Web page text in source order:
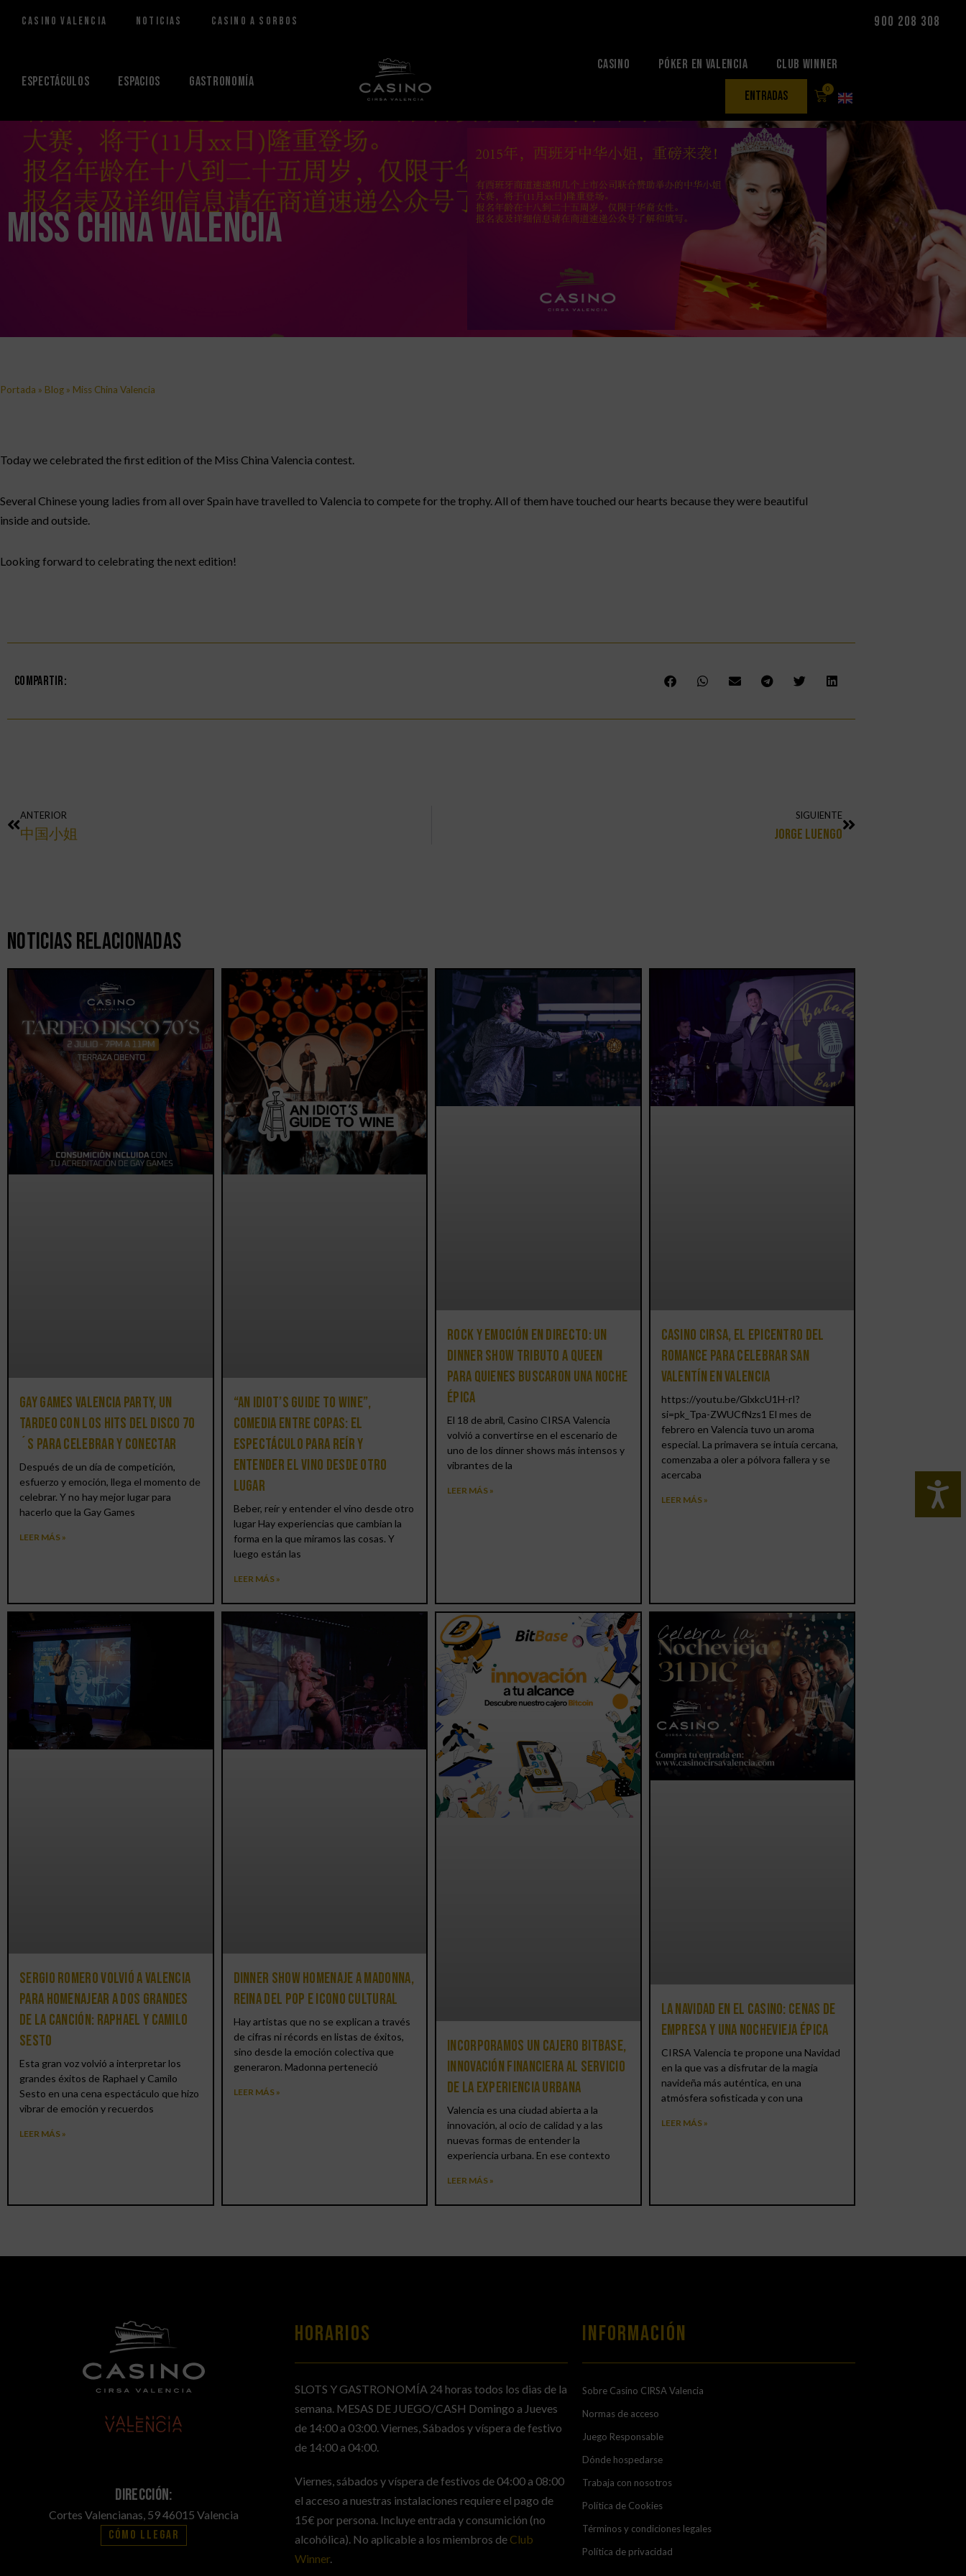
contenido
Casino Valencia Noticias Casino a Sorbos 900 208 308
Espectáculos Espacios Gastronomía
CASINO Póker en Valencia Club Winner
entradas 0
Miss China Valencia
Portada » Blog » Miss China Valencia
Today we celebrated the first edition of the Miss China Valencia contest.
Several Chinese young ladies from all over Spain have travelled to Valencia to compete for the trophy. All of them have touched our hearts because they were beautiful
inside and outside.
Looking forward to celebrating the next edition!
Compartir:
ANTERIOR
中国小姐
SIGUIENTE
Jorge Luengo
Noticias Relacionadas
Gay Games Valencia Party, un
tardeo con los hits del DISCO 70
´S para celebrar y conectar
Después de un día de competición,
esfuerzo y emoción, llega el momento de
celebrar. Y no hay mejor lugar para
hacerlo que la Gay Games
LEER MÁS »
“An Idiot’s Guide to Wine”,
comedia entre copas: el
espectáculo para reír y
entender el vino desde otro
lugar
Beber, reír y entender el vino desde otro
lugar Hay experiencias que cambian la
forma en la que miramos las cosas. Y
luego están las
LEER MÁS »
Rock y emoción en directo: un
Dinner Show Tributo a Queen
para quienes buscaron una noche
épica
El 18 de abril, Casino CIRSA Valencia
volvió a convertirse en el escenario de
uno de los dinner shows más intensos y
vibrantes de la
LEER MÁS »
Casino CIRSA, el epicentro del
romance para celebrar San
Valentín en Valencia
https://youtu.be/GlxkcU1H-rI?
si=pk_Tpa-ZWUCfNzs1 El mes de
febrero en Valencia tuvo un aroma
especial. La primavera se intuía cercana,
comenzaba a oler a pólvora fallera y se
acercaba
LEER MÁS »
Sergio Romero volvió a Valencia
para homenajear a dos grandes
de la canción: Raphael y Camilo
Sesto
Esta gran voz volvió a interpretar los
grandes éxitos de Raphael y Camilo
Sesto en una cena espectáculo que hizo
vibrar de emoción y recuerdos
LEER MÁS »
Dinner Show homenaje a Madonna,
reina del pop e icono cultural
Hay artistas que no se explican a través
de cifras ni récords en listas de éxitos,
sino desde la emoción colectiva que
generaron. Madonna perteneció
LEER MÁS »
Incorporamos un cajero BitBase,
innovación financiera al servicio
de la experiencia urbana
Valencia es una ciudad abierta a la
innovación, al ocio de calidad y a las
nuevas formas de entender la
experiencia urbana. En ese contexto
LEER MÁS »
La Navidad en el Casino: cenas de
empresa y una Nochevieja épica
CIRSA Valencia te propone una Navidad
en la que vas a disfrutar de la magia
navideña más auténtica, en una
atmósfera sofisticada y con una
LEER MÁS »
Dirección:
Cortes Valencianas, 59 46015 Valencia
Cómo llegar
HORARIOS
SLOTS Y GASTRONOMÍA 24 horas todos los dias de la
semana. MESAS DE JUEGO/CASH Domingo a Jueves
de 14:00 a 03:00. Viernes, Sábados y víspera de festivo
de 14:00 a 04:00.
Viernes, sábados y víspera de festivos de 04:00 a 08:00
el acceso a nuestras instalaciones requiere el pago de
15€ por persona. Incluye entrada y consumición (no
alcohólica). No aplicable a los miembros de Club
Winner.
Información
Sobre Casino CIRSA Valencia
Normas de acceso
Juego Responsable
Dónde hospedarse
Trabaja con nosotros
Política de Cookies
Términos y condiciones legales
Política de privacidad